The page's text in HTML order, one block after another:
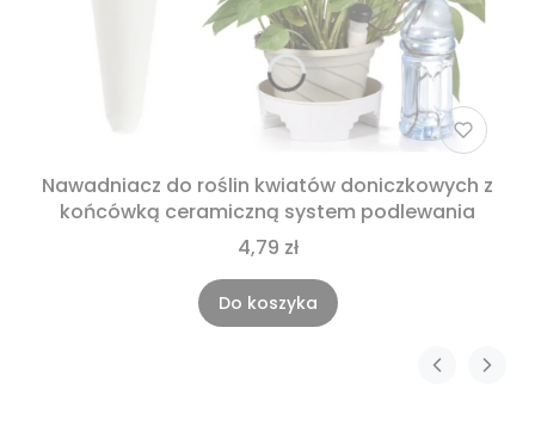
Nawadniacz do roślin kwiatów doniczkowych z
końcówką ceramiczną system podlewania
4,79 zł
Do koszyka